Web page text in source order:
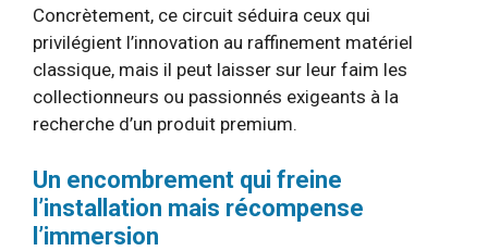
Concrètement, ce circuit séduira ceux qui
privilégient l’innovation au raffinement matériel
classique, mais il peut laisser sur leur faim les
collectionneurs ou passionnés exigeants à la
recherche d’un produit premium.
Un encombrement qui freine
l’installation mais récompense
l’immersion